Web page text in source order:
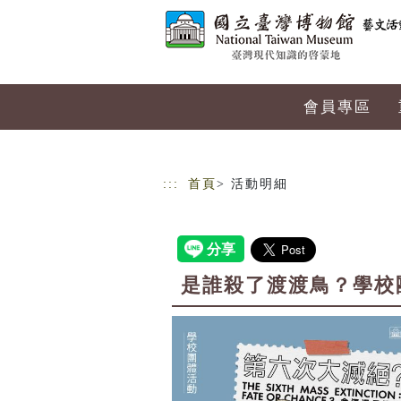
會員專區
::: 首頁 > 活動明細
是誰殺了渡渡鳥？學